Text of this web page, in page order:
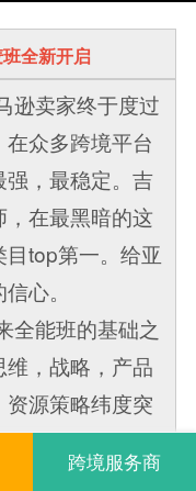
全新开启
逊卖家终于度过
众多跨境平台
，最稳定。吉
在最黑暗的这
top第一。给亚
心。
能班的基础之
维，战略，产品
源策略纬度突
手。在这个高
更加容易，风险
跨境服务商